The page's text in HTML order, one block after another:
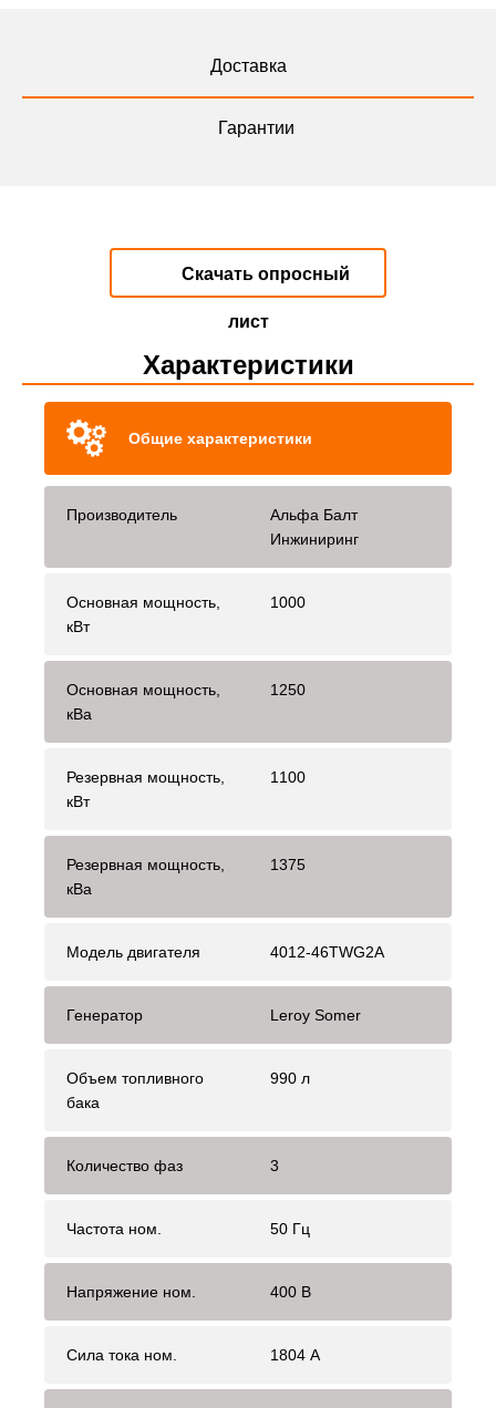
Доставка
Гарантии
Скачать опросный
лист
Характеристики
Общие характеристики
Производитель
Альфа Балт
Инжиниринг
Основная мощность,
кВт
1000
Основная мощность,
кВа
1250
Резервная мощность,
кВт
1100
Резервная мощность,
кВа
1375
Модель двигателя 4012-46TWG2A
Генератор Leroy Somer
Объем топливного
бака
990 л
Количество фаз 3
Частота ном. 50 Гц
Напряжение ном. 400 В
Сила тока ном. 1804 А